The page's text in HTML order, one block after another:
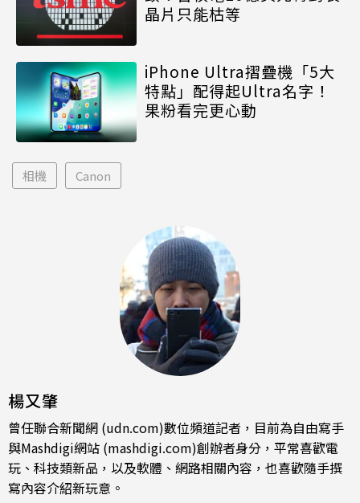
晶片只能枯等
iPhone Ultra摺疊機「5大
特點」配得起Ultra名字！
果粉看完更心動
相機 Canon
楊又肇
曾任聯合新聞網 (udn.com)數位頻道記者，目前為自由寫手
與Mashdigi網站 (mashdigi.com)創辦者身分，平常喜歡電
玩、科技類新品，以及軟體、網路相關內容，也喜歡隨手撰
寫內容介紹新玩意。